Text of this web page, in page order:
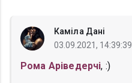
Каміла Дані
03.09.2021, 14:39:39
Рома Аріведерчі, :)